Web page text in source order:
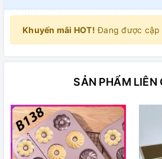
Khuyến mãi HOT! Đang được cập
SẢN PHẨM LIÊN